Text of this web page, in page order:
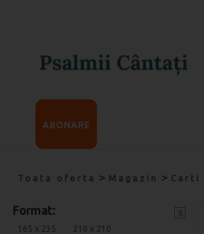
ABONARE
Toata oferta > Magazin > Carti
Format:
165 x 235 210 x 210